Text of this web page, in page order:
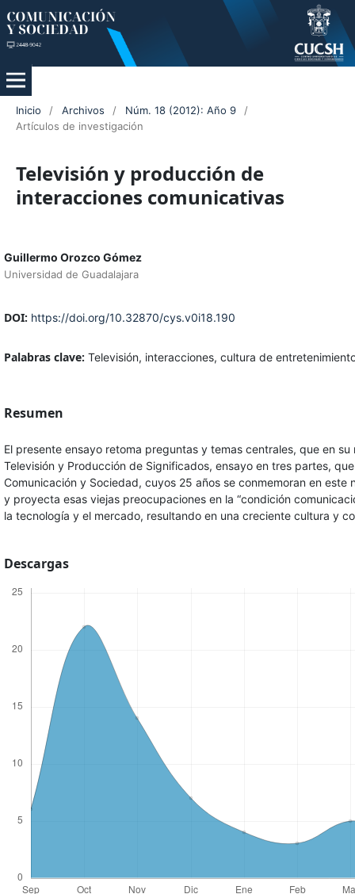
Inicio / Archivos / Núm. 18 (2012): Año 9
/
Artículos de investigación
Televisión y producción de
interacciones comunicativas
Guillermo Orozco Gómez
Universidad de Guadalajara
DOI: https://doi.org/10.32870/cys.v0i18.190
Palabras clave: Televisión, interacciones, cultura de
Resumen
El presente ensayo retoma preguntas y temas centrales, que en
Televisión y Producción de Significados, ensayo en tres partes,
Comunicación y Sociedad, cuyos 25 años se conmemoran en
y proyecta esas viejas preocupaciones en la “condición
la tecnología y el mercado, resultando en una creciente cultura y
Descargas